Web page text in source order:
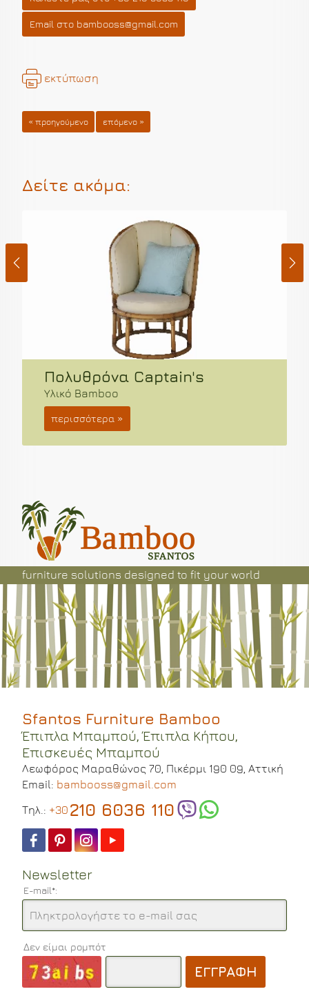
Email στο bambooss@gmail.com
εκτύπωση
« προηγούμενο επόμενο »
Δείτε ακόμα:
Πολυθρόνα Royal
Υλικό rattan
περισσότερα »
furniture solutions designed to fit your world
Sfantos Furniture Bamboo
Έπιπλα Μπαμπού, Έπιπλα Κήπου,
Επισκευές Μπαμπού
Λεωφόρος Μαραθώνος 70, Πικέρμι 190 09, Αττική
Email: bambooss@gmail.com
Tηλ.: +30 210 6036 110
Newsletter
E-mail*:
Δεν είμαι ρομπότ
ΕΓΓΡΑΦΗ